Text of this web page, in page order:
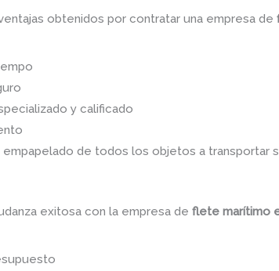
obtenidos por contratar una empresa de
y calificado
empapelado de todos los objetos a transportar
exitosa con la empresa deflete marítimo